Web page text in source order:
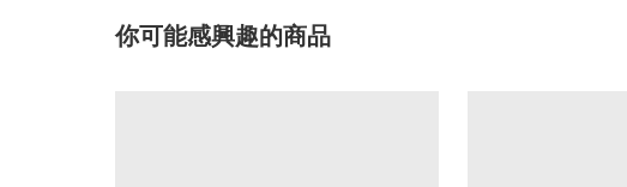
你可能感興趣的商品